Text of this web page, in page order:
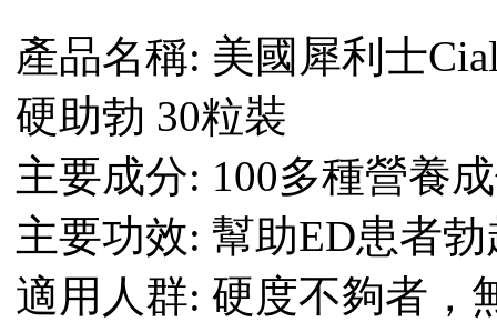
產品名稱: 美國犀利士
硬助勃 30粒裝
主要成分: 100多種營養
主要功效: 幫助ED患者
適用人群: 硬度不夠者，